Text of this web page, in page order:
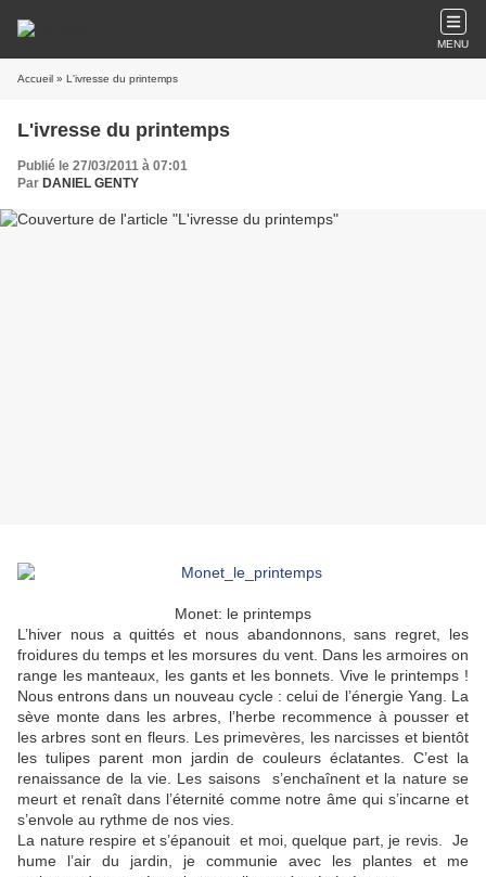
MENU
Accueil » L'ivresse du printemps
L'ivresse du printemps
Publié le 27/03/2011 à 07:01
Par DANIEL GENTY
Monet: le printemps
L’hiver nous a quittés et nous abandonnons, sans regret, les
froidures du temps et les morsures du vent. Dans les armoires on
range les manteaux, les gants et les bonnets. Vive le printemps !
Nous entrons dans un nouveau cycle : celui de l’énergie Yang. La
sève monte dans les arbres, l’herbe recommence à pousser et
les arbres sont en fleurs. Les primevères, les narcisses et bientôt
les tulipes parent mon jardin de couleurs éclatantes. C’est la
renaissance de la vie. Les saisons
s’enchaînent et la nature se
meurt et renaît dans l’éternité comme notre âme qui s’incarne et
s’envole au rythme de nos vies.
La nature respire et s’épanouit et moi, quelque part, je revis.
Je
hume l’air du jardin, je communie avec les plantes et me